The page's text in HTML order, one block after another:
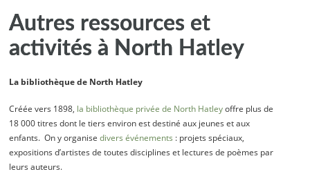
Autres ressources et
activités à North Hatley
La bibliothèque de North Hatley
Créée vers 1898, la bibliothèque privée de North Hatleyoffre plus de
18 000 titres dont le tiers environ est destiné aux jeunes et aux
enfants. On y organisedivers événements : projets spéciaux,
expositions d’artistes de toutes disciplines et lectures de poèmes par
leurs auteurs.